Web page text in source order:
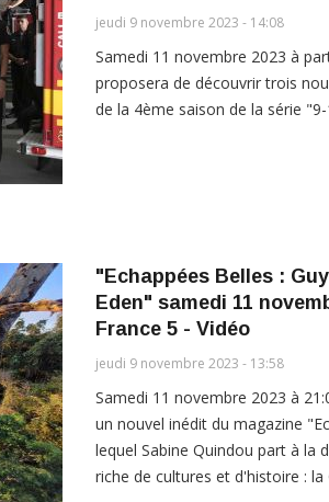
jeudi 9 novembre 2023 - 14:08
Samedi 11 novembre 2023 à
proposera de découvrir trois
de la 4ème saison de la série
"Echappées Belles :
Eden" samedi 11
France 5 - Vidéo
jeudi 9 novembre 2023 - 13:58
Samedi 11 novembre 2023 à
un nouvel inédit du magazine
lequel Sabine Quindou part à la
riche de cultures et d'histoire : la